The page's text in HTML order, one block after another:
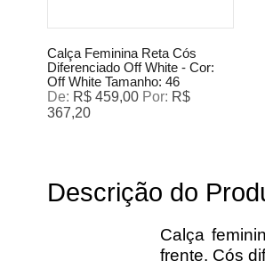
Calça Feminina Reta Cós
Diferenciado Off White - Cor:
Off White Tamanho: 46
De: R$ 459,00 Por: R$
367,20
Descrição do
Calça
frente. Cós